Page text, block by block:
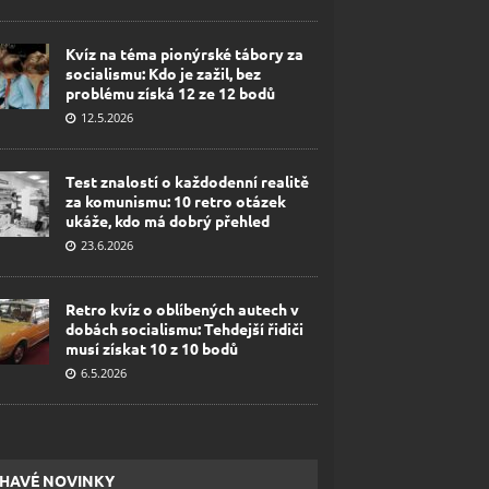
Kvíz na téma pionýrské tábory za
socialismu: Kdo je zažil, bez
problému získá 12 ze 12 bodů
12.5.2026
Test znalostí o každodenní realitě
za komunismu: 10 retro otázek
ukáže, kdo má dobrý přehled
23.6.2026
Retro kvíz o oblíbených autech v
dobách socialismu: Tehdejší řidiči
musí získat 10 z 10 bodů
6.5.2026
NOVINKY